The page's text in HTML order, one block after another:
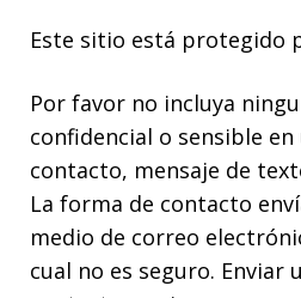
Este sitio está protegido
Por favor no incluya
confidencial o sensible
contacto, mensaje de
La forma de contacto
medio de correo
cual no es seguro. Enviar